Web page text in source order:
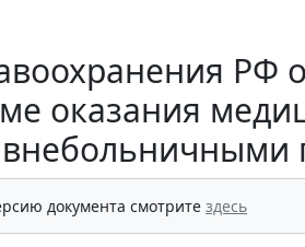
РФ
оказания
документа смотрите здесь